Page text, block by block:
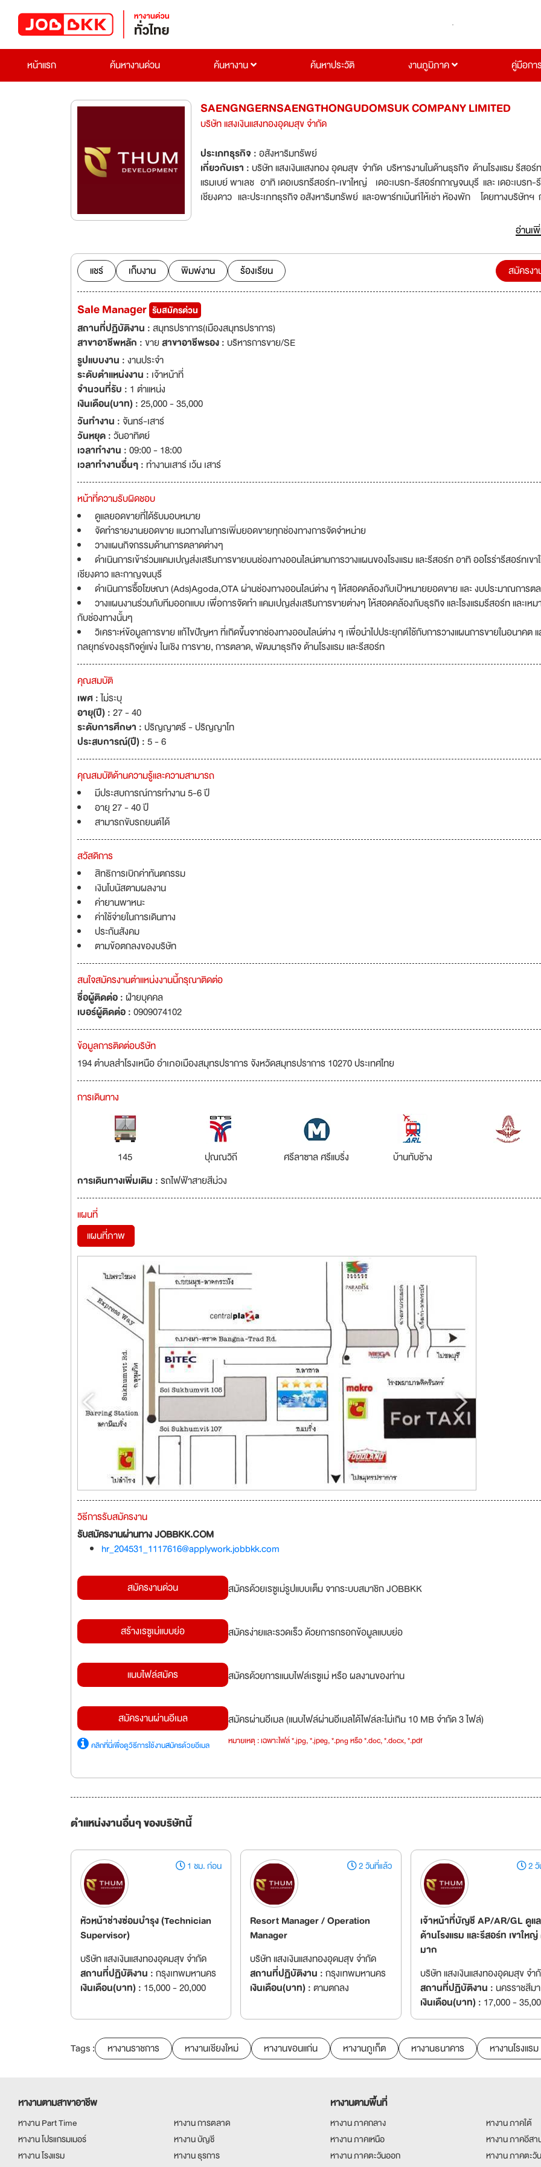
หน้าแรก
ค้นหางานด่วน ค้นหางาน ค้นหาประวัติ งานภูมิภาค คู่มือกา
SAENGNGERNSAENGTHONGUDOMSUK COMPANY LIMITED
บริษัท แสงเงินแสงทองอุดมสุข จำกัด
ประเภทธุรกิจ :อสังหาริมทรัพย์
เกี่ยวกับเรา :บริษัท แสงเงินแสงทอง อุดมสุข จำกัด บริหารงานในด้านธุรกิจ ด้านโรงแรม รีสอร์ท
แรมเบย์ พาเลช อาทิ เดอเบรทรีสอร์ท-เขาใหญ่ เดอะเบรท-รีสอร์ทกาญจนบุรี และ เดอะเบรท-
เชียงดาว และประเภทธุรกิจ อสังหาริมทรัพย์ และอพาร์ทเม้นท์ให้เช่า หัองพัก โดยทางบริษัทฯ
อ่านเ
แชร์ เก็บงาน พิมพ์งาน ร้องเรียน สมัครง
Sale Manager รับสมัครด่วน
สถานที่ปฏิบัติงาน :สมุทรปราการ(เมืองสมุทรปราการ)
สาขาอาชีพหลัก :ขายสาขาอาชีพรอง :บริหารการขาย/SE
รูปแบบงาน :งานประจำ
ระดับตำแหน่งงาน : เจ้าหน้าที่
จำนวนที่รับ : 1 ตำแหน่ง
เงินเดือน(บาท) :25,000 - 35,000
วันทำงาน : จันทร์-เสาร์
วันหยุด :วันอาทิตย์
เวลาทำงาน :09:00 - 18:00
เวลาทำงานอื่นๆ :ทำงานเสาร์ เว้น เสาร์
หน้าที่ความรับผิดชอบ
ดูแลยอดขายที่ได้รับมอบหมาย
จัดทำรายงานยอดขาย แนวทางในการเพิ่มยอดขายทุกช่องทางการจัดจำหน่าย
วางแผนกิจกรรมด้านการตลาดต่างๆ
ดำเนินการเข้าร่วมแคมเปญส่งเสริมการขายบนช่องทางออนไลน์ตามการวางแผนของโรงแรม และรีสอร์ท อาทิ ออโรร่ารีสอร์ทเข
เชียงดาว และกาญจนบุรี
ดำเนินการซื้อโฆษณา (Ads)Agoda,OTA ผ่านช่องทางออนไลน์ต่าง ๆ ให้สอดคล้องกับเป้าหมายยอดขาย และ งบประมาณการต
วางแผนงานร่วมกับทีมออกแบบ เพื่อการจัดทำ แคมเปญส่งเสริมการขายต่างๆ ให้สอดคล้องกับธุรกิจ และโรงแรมรีสอร์ท และเหม
กับช่องทางนั้นๆ
วิเคราะห์ข้อมูลการขาย แก้ไขปัญหา ที่เกิดขึ้นจากช่องทางออนไลน์ต่าง ๆ เพื่อนำไปประยุกต์ใช้กับการวางแผนการขายในอนาคต แ
กลยุทธ์ของธุรกิจคู่แข่ง ในเชิง การขาย, การตลาด, พัฒนาธุรกิจ ด้านโรงแรม และรีสอร์ท
คุณสมบัติ
เพศ :ไม่ระบุ
อายุ(ปี) :27 - 40
ระดับการศึกษา :ปริญญาตรี - ปริญญาโท
ประสบการณ์(ปี) :5 - 6
คุณสมบัติด้านความรู้และความสามารถ
มีประสบการณ์การทำงาน 5-6 ปี
อายุ 27 - 40 ปี
สามารถขับรถยนต์ได้
สวัสดิการ
สิทธิการเบิกค่าทันตกรรม
เงินโบนัสตามผลงาน
ค่ายานพาหนะ
ค่าใช้จ่ายในการเดินทาง
ประกันสังคม
ตามข้อตกลงของบริษัท
สนใจสมัครงานตำแหน่งงานนี้กรุณาติดต่อ
ชื่อผู้ติดต่อ :ฝ่ายบุคคล
เบอร์ผู้ติดต่อ :0909074102
ข้อมูลการติดต่อบริษัท
194 ตำบลสำโรงเหนือ อำเภอเมืองสมุทรปราการ จังหวัดสมุทรปราการ 10270 ประเทศไทย
การเดินทาง
145 ปุณณวิถี ศรีลาซาล ศรีแบริ่ง
บ้านทับช้าง
การเดินทางเพิ่มเติม :รถไฟฟ้าสายสีม่วง
แผนที่
แผนที่ภาพ
วิธีการรับสมัครงาน
รับสมัครงานผ่านทาง JOBBKK.COM
hr_204531_1117616@applywork.jobbkk.com
สมัครงานด่วน สมัครด้วยเรซูเม่รูปแบบเต็ม จากระบบสมาชิก JOBBKK
สร้างเรซูเม่แบบย่อ สมัครง่ายและรวดเร็ว ด้วยการกรอกข้อมูลแบบย่อ
แนบไฟล์สมัคร สมัครด้วยการแนบไฟล์เรซูเม่ หรือ ผลงานของท่าน
สมัครงานผ่านอีเมล
คลิกที่นี่เพื่อดูวิธีการใช้งานสมัครด้วยอีเมล
สมัครผ่านอีเมล (แนบไฟล์ผ่านอีเมลได้ไฟล์ละไม่เกิน 10 MB จำกัด 3 ไฟล์)
หมายเหตุ : เฉพาะไฟล์ *.jpg, *.jpeg, *.png หรือ *.doc, *.docx, *.pdf
ตำแหน่งงานอื่นๆ ของบริษัทนี้
1 ชม. ก่อน
หัวหน้าช่างซ่อมบำรุง (Technician
Supervisor)
บริษัท แสงเงินแสงทองอุดมสุข จำกัด
สถานที่ปฏิบัติงาน :กรุงเทพมหานคร
เงินเดือน(บาท) : 15,000 - 20,000
2 วันที่แล้ว
Resort Manager / Operation
Manager
บริษัท แสงเงินแสงทองอุดมสุข จำกัด
สถานที่ปฏิบัติงาน :กรุงเทพมหานคร
เงินเดือน(บาท) :ตามตกลง
2 วั
เจ้าหน้าที่บัญชี AP/AR/GL ดูแ
ด้านโรงแรม และรีสอร์ท เขาให
มาก
บริษัท แสงเงินแสงทองอุดมสุข จำ
สถานที่ปฏิบัติงาน : นครราชสีมา
เงินเดือน(บาท) : 17,000 -
Tags : หางานราชการ หางานเชียงใหม่ หางานขอนแก่น หางานภูเก็ต หางานธนาคาร หางานโรงแรม
หางานตามสาขาอาชีพ
หางาน Part Time
หางาน การตลาด
หางาน โปรแกรมเมอร์
หางาน บัญชี
หางาน โรงแรม
หางาน ธุรการ
หางานตามพื้นที่
หางาน ภาคกลาง
หางาน ภาคใต้
หางาน ภาคเหนือ
หางาน ภาคอีสา
หางาน ภาคตะวันออก
หางาน ภาคตะวั